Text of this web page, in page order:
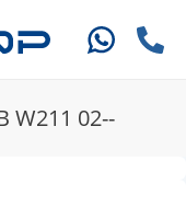
W211 02--